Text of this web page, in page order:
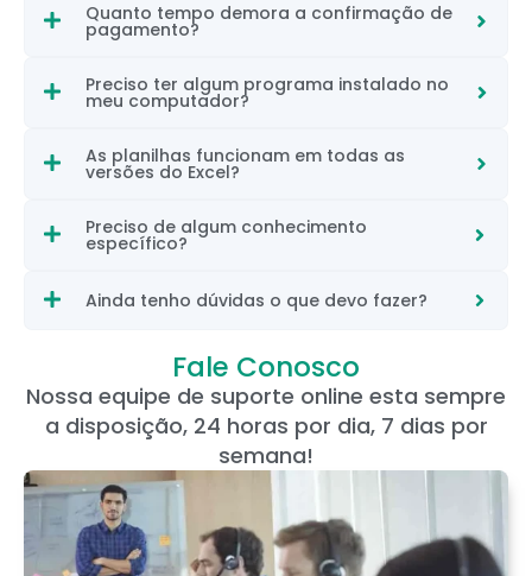
Quanto tempo demora a confirmação de
pagamento?
Preciso ter algum programa instalado no
meu computador?
As planilhas funcionam em todas as
versões do Excel?
Preciso de algum conhecimento
específico?
Ainda tenho dúvidas o que devo fazer?
Fale Conosco
Nossa equipe de suporte online esta sempre
a disposição, 24 horas por dia, 7 dias por
semana!